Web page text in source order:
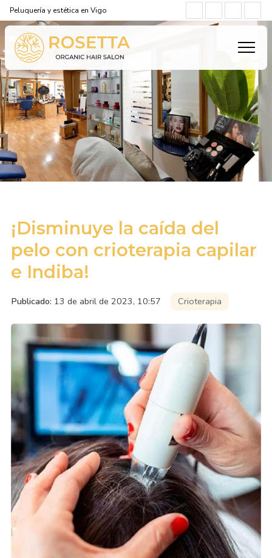
Peluquería y estética en Vigo
¡Disminuye la caída del
pelo con crioterapia capilar
e Indiba!
Publicado: 13 de abril de 2023, 10:57 Crioterapia